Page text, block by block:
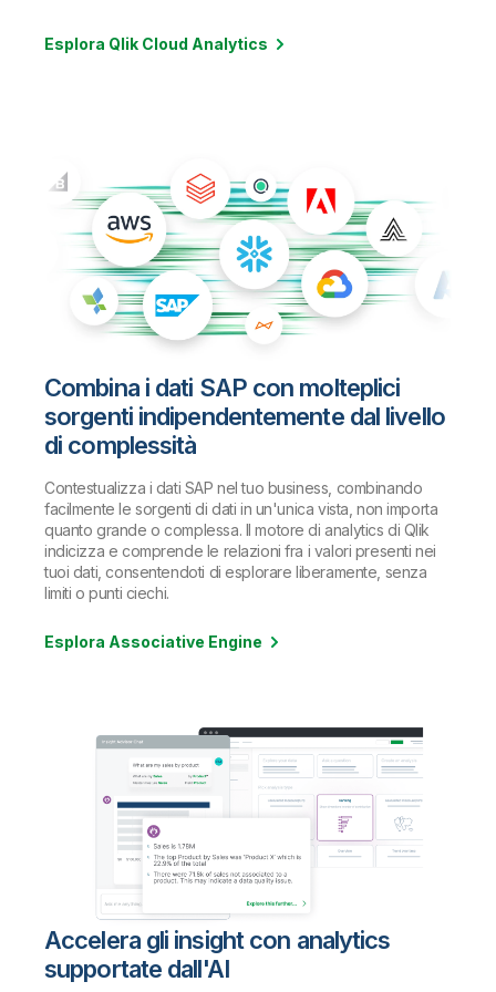
Esplora Qlik Cloud Analytics
Combina i dati SAP con molteplici
sorgenti indipendentemente dal livello
di complessità
Contestualizza i dati SAP nel tuo business, combinando
facilmente le sorgenti di dati in un'unica vista, non importa
quanto grande o complessa. Il motore di analytics di Qlik
indicizza e comprende le relazioni fra i valori presenti nei
tuoi dati, consentendoti di esplorare liberamente, senza
limiti o punti ciechi.
Esplora Associative Engine
Accelera gli insight con analytics
supportate dall'AI